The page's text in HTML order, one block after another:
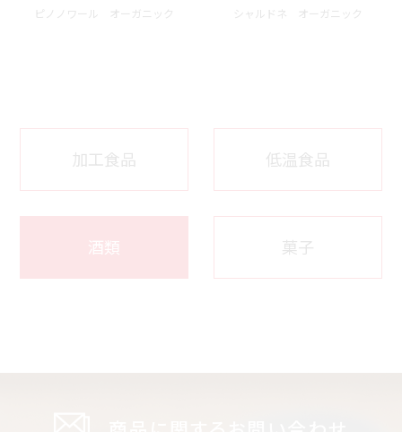
ピノノワール オーガニック
シャルドネ オーガニック
加工食品 低温食品
酒類 菓子